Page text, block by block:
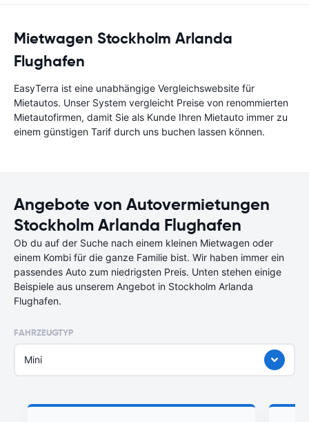
Mietwagen Stockholm Arlanda
Flughafen
EasyTerra ist eine unabhängige Vergleichswebsite für
Mietautos. Unser System vergleicht Preise von renommierten
Mietautofirmen, damit Sie als Kunde Ihren Mietauto immer zu
einem günstigen Tarif durch uns buchen lassen können.
Angebote von Autovermietungen
Stockholm Arlanda Flughafen
Ob du auf der Suche nach einem kleinen Mietwagen oder
einem Kombi für die ganze Familie bist. Wir haben immer ein
passendes Auto zum niedrigsten Preis. Unten stehen einige
Beispiele aus unserem Angebot in Stockholm Arlanda
Flughafen.
FAHRZEUGTYP
Mini